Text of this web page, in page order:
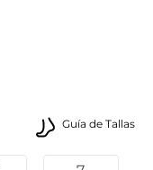
Guía de Tallas